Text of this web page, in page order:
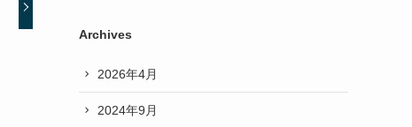
Archives
2026年4月
2024年9月